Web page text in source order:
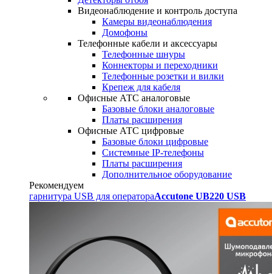
Видеонаблюдение и контроль доступа
Камеры видеонаблюдения
Домофоны
Телефонные кабели и аксессуары
Телефонные шнуры
Коннекторы и переходники
Телефонные розетки и вилки
Крепеж для кабеля
Офисные АТС аналоговые
Базовые блоки аналоговые
Платы расширения
Офисные АТС цифровые
Базовые блоки цифровые
Системные IP-телефоны
Платы расширения
Дополнительное оборудование
Рекомендуем
гарнитура USB для оператораAccutone UB220 USB